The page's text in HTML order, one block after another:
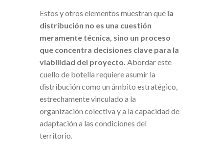
Estos y otros elementos muestran que la
distribución no es una cuestión
meramente técnica, sino un proceso
que concentra decisiones clave para la
viabilidad del proyecto. Abordar este
cuello de botella requiere asumir la
distribución como un ámbito estratégico,
estrechamente vinculado a la
organización colectiva y a la capacidad de
adaptación a las condiciones del
territorio.